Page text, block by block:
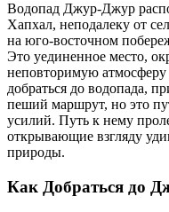
Водопад Джур-Джур
Хапхал, неподалеку от
на юго-восточном
Это уединенное место,
неповторимую
добраться до водопада,
пеший маршрут, но это
усилий. Путь к нему
открывающие взгляду
природы.
Как Добраться до